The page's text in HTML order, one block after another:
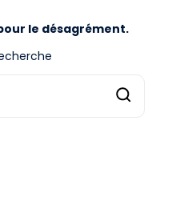
le désagrément.